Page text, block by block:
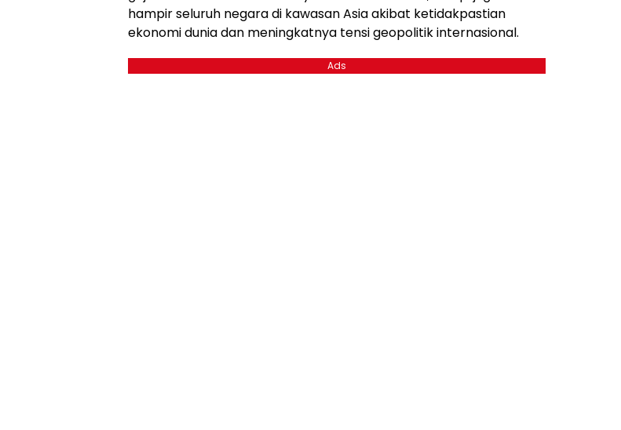
hampir seluruh negara di kawasan Asia akibat ketidakpastian
ekonomi dunia dan meningkatnya tensi geopolitik internasional.
Ads